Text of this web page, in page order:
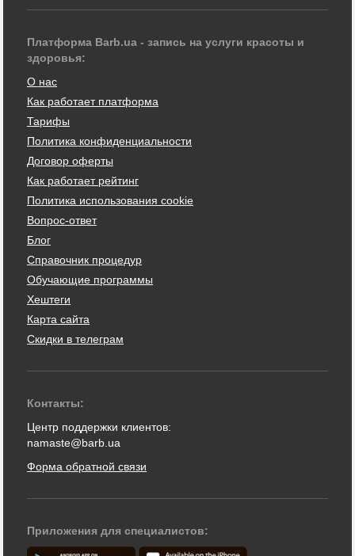
Платформа Barb.ua - запись на услуги красоты и
здоровья:
О нас
Как работает платформа
Тарифы
Политика конфиденциальности
Договор оферты
Как работает рейтинг
Политика использования cookie
Вопрос-ответ
Блог
Справочник процедур
Обучающие программы
Хештеги
Карта сайта
Скидки в телеграм
Контакты:
Центр поддержки клиентов:
namaste@barb.ua
Форма обратной связи
Приложения для специалистов: